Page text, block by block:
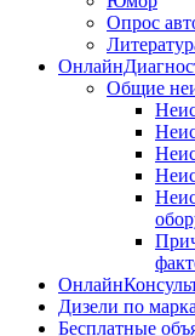
Опрос
Общие
Дизели по
Бесплатные